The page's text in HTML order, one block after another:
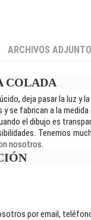
ARCHIVOS
COLADA
deja pasar la luz y
se fabrican a la
el dibujo es
Tenemos
nosotros.
por email,